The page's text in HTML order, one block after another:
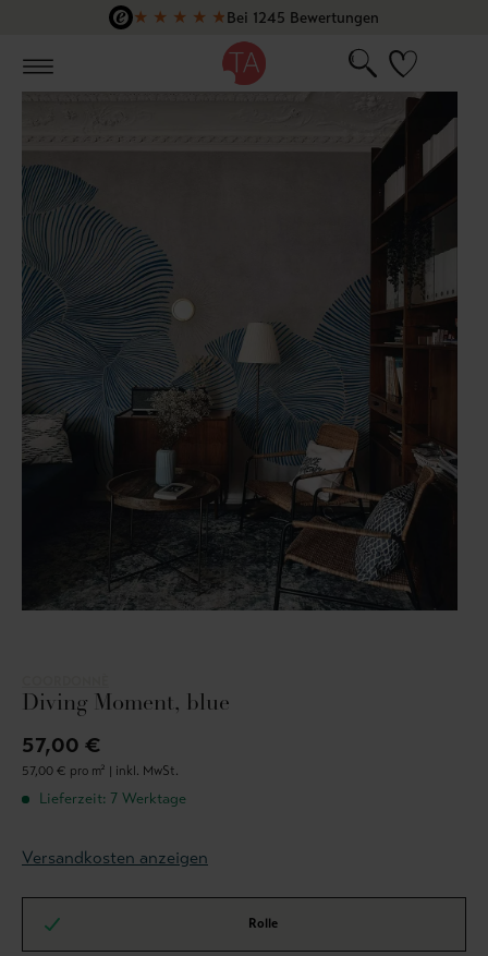
Zum Hauptinhalt springen
★ ★ ★ ★ ★Bei 1245 Bewertungen
Diving Moment, blue
57,00 €
57,00 € pro m² | inkl. MwSt.
Lieferzeit: 7 Werktage
Versandkosten anzeigen
Rolle